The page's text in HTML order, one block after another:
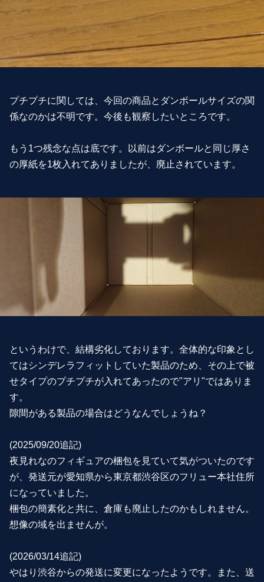
プチプチに関しては、今回の商品とダンボールサイズの関
係なのかは不明です。今後も観察したいところです。
もう1つ残念な点は底です。以前はダンボールと同じ厚さ
の厚紙を1枚入れてありましたが、廃止されています。
というわけで、結構劣化しております。全体的な印象とし
てはシンデレラフィットしていた製品のため、その上で被
せタイプのプチプチが入れてあったので"アリ"ではありま
す。
隙間がある製品の場合はどうなんでしょうね？
(2025/09/20追記)
夜見れなのフィギュアの梱包を見ていて気がついたのです
が、発送元が愛知県から東京都渋谷区のフリュー本社住所
になっていました。
梱包の簡素化と共に、倉庫も廃止したのかもしれません。
想像の域を出ませんが。
(2026/03/14追記)
やはり渋谷からの発送に変更になったようです。また、送